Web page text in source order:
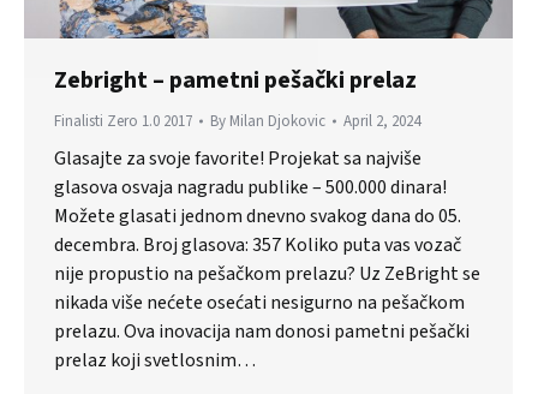
Zebright – pametni pešački prelaz
Finalisti Zero 1.0 2017 By Milan Djokovic April 2, 2024
Glasajte za svoje favorite! Projekat sa najviše
glasova osvaja nagradu publike – 500.000 dinara!
Možete glasati jednom dnevno svakog dana do 05.
decembra. Broj glasova: 357 Koliko puta vas vozač
nije propustio na pešačkom prelazu? Uz ZeBright se
nikada više nećete osećati nesigurno na pešačkom
prelazu. Ova inovacija nam donosi pametni pešački
prelaz koji svetlosnim…